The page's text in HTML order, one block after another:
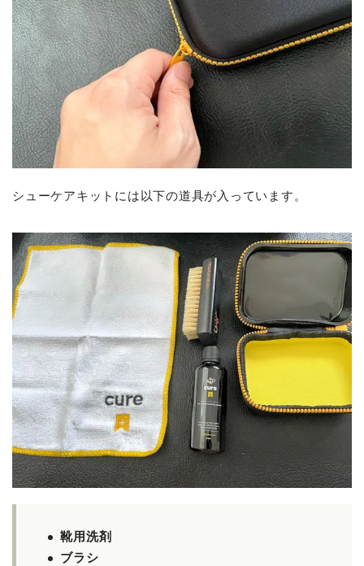
シューケアキットには以下の道具が入っています。
靴用洗剤
ブラシ